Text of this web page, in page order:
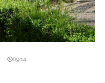
09:14